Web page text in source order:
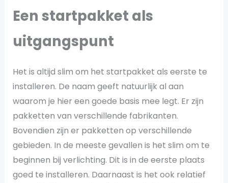
Een startpakket als
uitgangspunt
Het is altijd slim om het startpakket als eerste te
installeren. De naam geeft natuurlijk al aan
waarom je hier een goede basis mee legt. Er zijn
pakketten van verschillende fabrikanten.
Bovendien zijn er pakketten op verschillende
gebieden. In de meeste gevallen is het slim om te
beginnen bij verlichting. Dit is in de eerste plaats
goed te installeren. Daarnaast is het ook relatief